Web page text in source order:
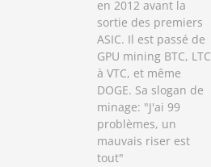
en 2012 avant la
sortie des premiers
ASIC. Il est passé de
GPU mining BTC, LTC
à VTC, et même
DOGE. Sa slogan de
minage: "J'ai 99
problèmes, un
mauvais riser est
tout"